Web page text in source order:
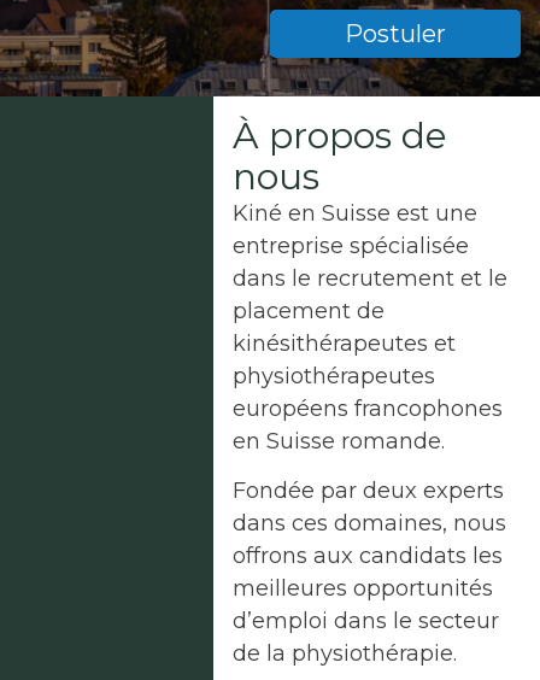
Postuler
À propos de
nous
Kiné en Suisse est une
entreprise spécialisée
dans le recrutement et le
placement de
kinésithérapeutes et
physiothérapeutes
européens francophones
en Suisse romande.
Fondée par deux experts
dans ces domaines, nous
offrons aux candidats les
meilleures opportunités
d’emploi dans le secteur
de la physiothérapie.